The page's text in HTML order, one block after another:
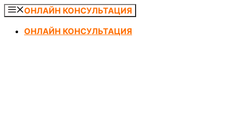
Перейти
содержимому
ОНЛАЙН КОНСУЛЬТАЦИЯ
ОНЛАЙН КОНСУЛЬТАЦИЯ